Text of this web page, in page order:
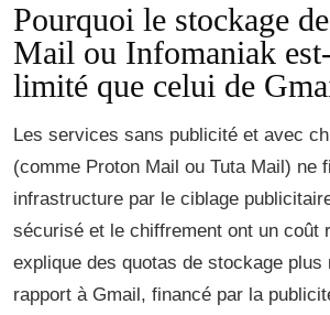
Pourquoi le stockage
Mail ou Infomaniak
limité que celui de
Les services sans publicité et avec
(comme Proton Mail ou Tuta Mail) ne
infrastructure par le ciblage
sécurisé et le chiffrement ont un coût
explique des quotas de stockage plus
rapport à Gmail, financé par la